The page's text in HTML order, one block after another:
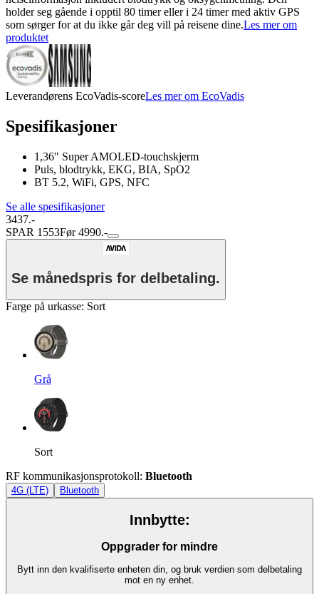
holder seg gående i opptil 80 timer eller i 24 timer med aktiv GPS
som sørger for at du ikke går deg vill på reisene dine.Les mer om
produktet
Leverandørens EcoVadis-scoreLes mer om EcoVadis
Spesifikasjoner
1,36" Super AMOLED-touchskjerm
Puls, blodtrykk, EKG, BIA, SpO2
BT 5.2, WiFi, GPS, NFC
Se alle spesifikasjoner
3437.-
SPAR 1553Før 4990.-
Se månedspris for delbetaling.
Farge på urkasse: Sort
Grå
Sort
RF kommunikasjonsprotokoll: Bluetooth
4G (LTE) Bluetooth
Innbytte:
Oppgrader for mindre
Bytt inn den kvalifiserte enheten din, og bruk verdien som delbetaling
mot en ny enhet.